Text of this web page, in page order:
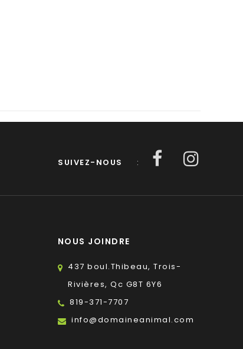
SUIVEZ-NOUS :
NOUS JOINDRE
437 boul.Thibeau, Trois-
Rivières, Qc G8T 6Y6
819-371-7707
info@domaineanimal.com